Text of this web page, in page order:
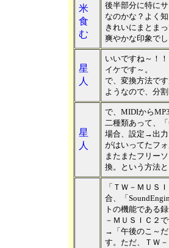
米
食
む
後半部分に特に
なのかな？よく
きれいにまとま
爽やかな印象で
星
人
いいですね～！
イケです～。
で、変換方法で
ようなので、分
星
人
で、MIDIから
二種類あって、
場合、設定→出力
がはいってたフ
またまたフリー
換。という方法
「ＴＷ－ＭＵＳ
合、「
トの機能である
－ＭＵＳＩＣ２
→「午後のこ～
す。ただ、ＴＷ